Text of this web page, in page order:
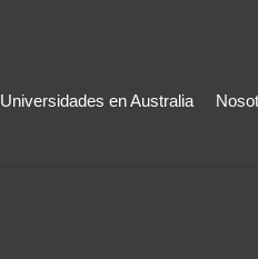
Universidades en Australia